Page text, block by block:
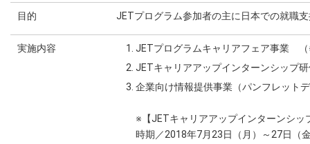
目的 JETプログラム参加者の主に日本での就職
実施内容
JETプログラムキャリアフェア事業
JETキャリアアップインターンシップ
企業向け情報提供事業（パンフレット
※【JETキャリアアップインターンシ
時期／2018年7月23日（月）～27日（